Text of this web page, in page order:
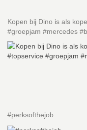
Kopen bij Dino is als
#groepjam #mercedes
#perksofthejob